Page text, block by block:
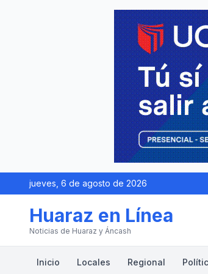
jueves, 6 de agosto de 2026
Huaraz en Línea
Noticias de Huaraz y Áncash
Inicio Locales Regional